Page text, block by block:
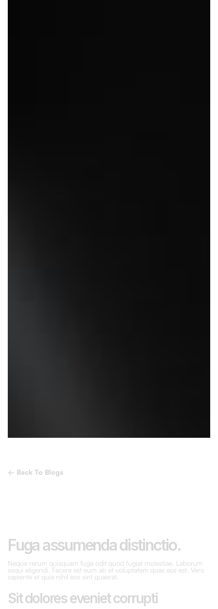
← Back To Blogs
Fuga assumenda distinctio.
Neque rerum quisquam fuga odit quod fugiat molestiae. Laborum
sequi eligendi. Facere est eum ab et voluptatem quas eos est. Vero
sapiente et quia nihil eos sint quaerat.
Sit dolores eveniet corrupti